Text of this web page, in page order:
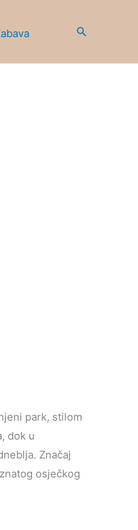
Search
park, stilom
dok u
Značaj
osječkog